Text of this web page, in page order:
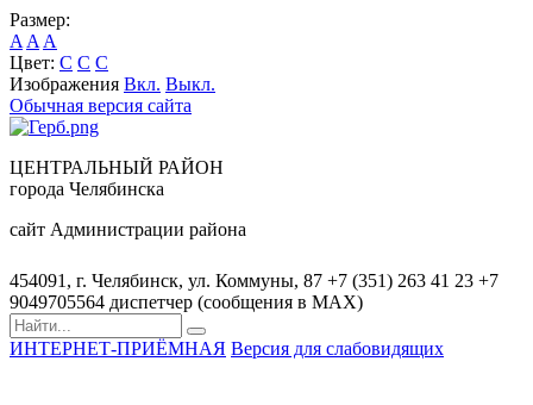
Размер:
A A A
Цвет: C C C
Изображения Вкл. Выкл.
Обычная версия сайта
ЦЕНТРАЛЬНЫЙ РАЙОН
города Челябинска
сайт Администрации района
454091, г. Челябинск, ул. Коммуны, 87 +7 (351) 263 41 23 +7
9049705564 диспетчер (сообщения в MAX)
ИНТЕРНЕТ-ПРИЁМНАЯ Версия для слабовидящих